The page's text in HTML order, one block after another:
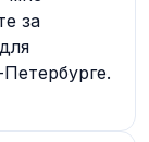
за